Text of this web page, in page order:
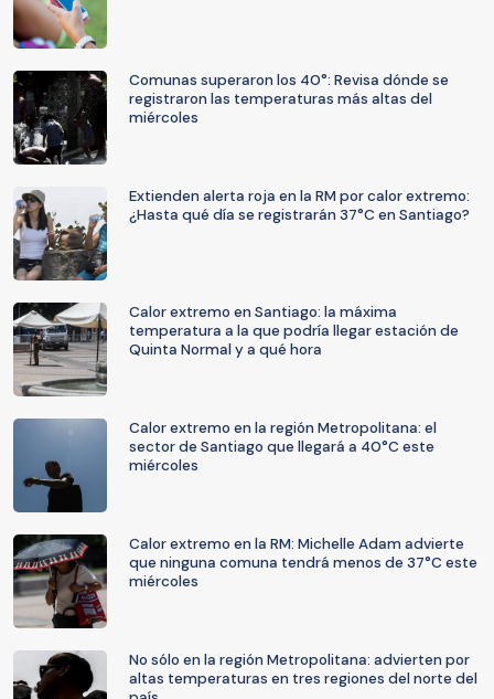
Comunas superaron los 40°: Revisa dónde se
registraron las temperaturas más altas del
miércoles
Extienden alerta roja en la RM por calor extremo:
¿Hasta qué día se registrarán 37°C en Santiago?
Calor extremo en Santiago: la máxima
temperatura a la que podría llegar estación de
Quinta Normal y a qué hora
Calor extremo en la región Metropolitana: el
sector de Santiago que llegará a 40°C este
miércoles
Calor extremo en la RM: Michelle Adam advierte
que ninguna comuna tendrá menos de 37°C este
miércoles
No sólo en la región Metropolitana: advierten por
altas temperaturas en tres regiones del norte del